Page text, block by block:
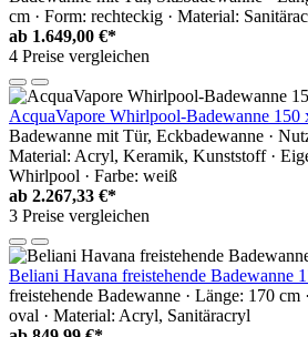
cm · Form: rechteckig · Material:
ab 1.649,00 €*
4 Preise vergleichen
AcquaVapore Whirlpool-Badewanne
Badewanne mit Tür, Eckbadewanne ·
Material: Acryl, Keramik, Kunststoff ·
Whirlpool · Farbe: weiß
ab 2.267,33 €*
3 Preise vergleichen
Beliani Havana freistehende Badewanne
freistehende Badewanne · Länge: 170 cm
oval · Material: Acryl, Sanitäracryl